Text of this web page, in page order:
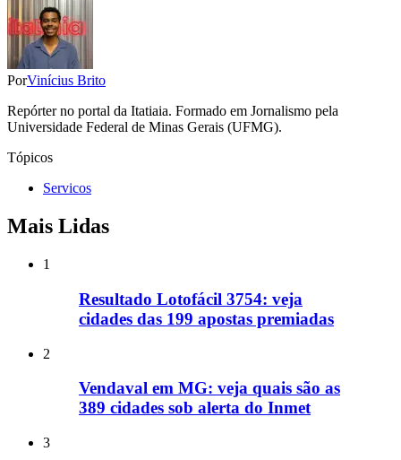
PorVinícius Brito
Repórter no portal da Itatiaia. Formado em Jornalismo pela
Universidade Federal de Minas Gerais (UFMG).
Tópicos
Servicos
Mais Lidas
1
Resultado Lotofácil 3754: veja
cidades das 199 apostas premiadas
2
Vendaval em MG: veja quais são as
389 cidades sob alerta do Inmet
3